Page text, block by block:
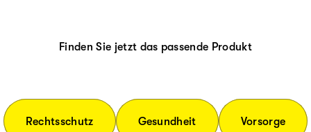
Finden Sie jetzt das passende Produkt
Rechtsschutz Gesundheit Vorsorge